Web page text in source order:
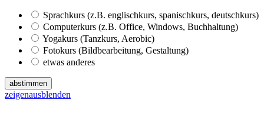
Sprachkurs (z.B. englischkurs, spanischkurs, deutschkurs)
Computerkurs (z.B. Office, Windows, Buchhaltung)
Yogakurs (Tanzkurs, Aerobic)
Fotokurs (Bildbearbeitung, Gestaltung)
etwas anderes
abstimmen
zeigenausblenden